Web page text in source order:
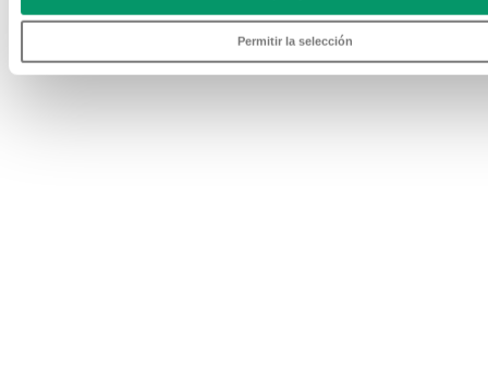
Permitir la selección